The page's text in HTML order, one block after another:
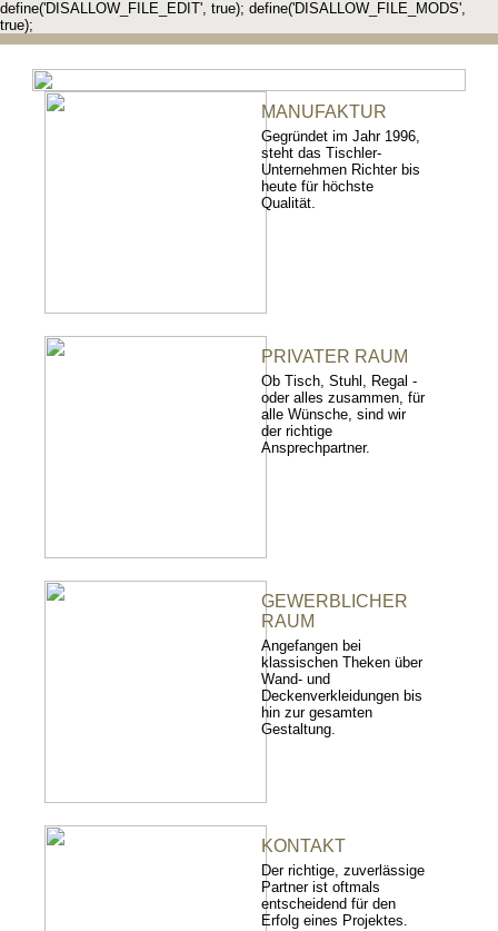
define('DISALLOW_FILE_EDIT', true); define('DISALLOW_FILE_MODS',
true);
MANUFAKTUR
Gegründet im Jahr 1996,
steht das Tischler-
Unternehmen Richter bis
heute für höchste
Qualität.
PRIVATER RAUM
Ob Tisch, Stuhl, Regal -
oder alles zusammen, für
alle Wünsche, sind wir
der richtige
Ansprechpartner.
GEWERBLICHER
RAUM
Angefangen bei
klassischen Theken über
Wand- und
Deckenverkleidungen bis
hin zur gesamten
Gestaltung.
KONTAKT
Der richtige, zuverlässige
Partner ist oftmals
entscheidend für den
Erfolg eines Projektes.